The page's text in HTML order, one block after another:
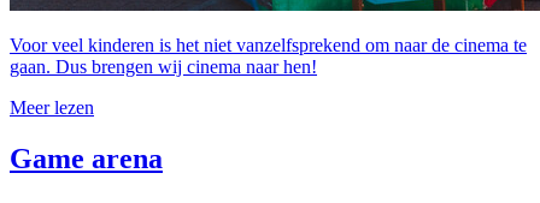
Voor veel kinderen is het niet vanzelfsprekend om naar de cinema te
gaan. Dus brengen wij cinema naar hen!
Meer lezen
Game arena